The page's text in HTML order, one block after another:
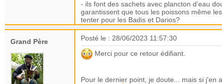
- ils font des sachets avec plancton d’eau
garantissent que tous les poissons même
tenter pour les Badis et Darios?
Grand Père
Posté le : 28/06/2023 11:57:30
Merci pour ce retour édifiant.
Pour le dernier point, je doute... mais si j'en